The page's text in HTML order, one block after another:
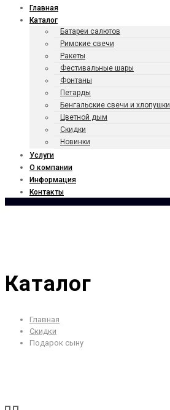
Главная
Каталог
Батареи салютов
Римские свечи
Ракеты
Фести­валь­ные шары
Фонтаны
Петарды
Бенгаль­ские свечи и хлопушки
Цветной дым
Скидки
Новинки
Услуги
О компании
Информация
Контакты
Каталог
Главная
Скидки
Подарок сыну